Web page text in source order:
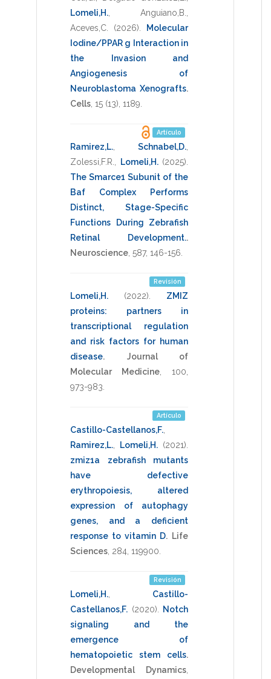
Lomeli,H.
Anguiano,B.
Aceves,C.
(2026)
Molecular
Iodine/PPAR g Interaction in
the Invasion and
Angiogenesis of
Neuroblastoma Xenografts.
Cells 15 (13), 1189
Artículo
Ramirez,L. Schnabel,D.
Zolessi,F.R.
Lomeli,H. (2025)
The Smarce1 Subunit of the
Baf Complex Performs
Distinct, Stage-Specific
Functions During Zebrafish
Retinal Development..
Neuroscience 587, 146-156
Revisión
Lomeli,H. (2022)
ZMIZ
proteins: partners in
transcriptional regulation
and risk factors for human
disease.
Journal of
Molecular Medicine
100
973-983
Artículo
Castillo-Castellanos,F.
Ramirez,L.
Lomeli,H. (2021)
zmiz1a zebrafish mutants
have defective
erythropoiesis, altered
expression of autophagy
genes, and a deficient
response to vitamin D. Life
Sciences 284 119900
Revisión
Lomeli,H.
Castillo-
Castellanos,F. (2020)
Notch
signaling and the
emergence of
hematopoietic stem cells.
Developmental Dynamics